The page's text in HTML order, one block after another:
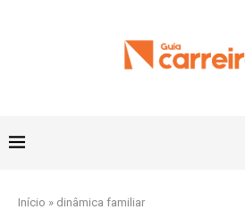
Início » dinâmica familiar